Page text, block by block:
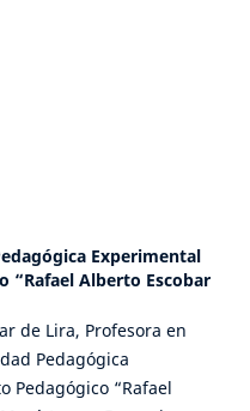
Experimental
Alberto Escobar
de Lira, Profesora en
Pedagógica
Pedagógico “Rafael